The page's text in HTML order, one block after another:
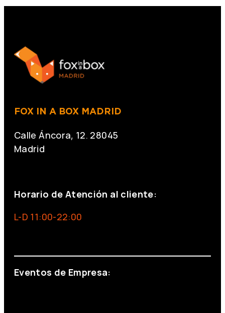
FOX IN A BOX MADRID
Calle Áncora, 12. 28045
Madrid
Horario de Atención al cliente:
L-D 11:00-22:00
Eventos de Empresa: